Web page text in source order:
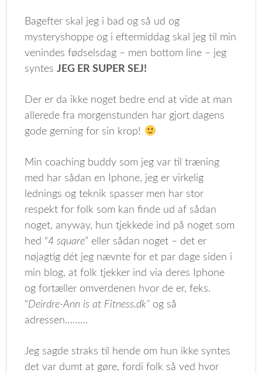
Bagefter skal jeg i bad og så ud og
mysteryshoppe og i eftermiddag skal jeg til min
venindes fødselsdag – men bottom line – jeg
syntesJEG ER SUPER SEJ!
Der er da ikke noget bedre end at vide at man
allerede fra morgenstunden har gjort dagens
gode gerning for sin krop!
Min coaching buddy som jeg var til træning
med har sådan en Iphone, jeg er virkelig
lednings og teknik spasser men har stor
respekt for folk som kan finde ud af sådan
noget, anyway, hun tjekkede ind på noget som
hed “4 square” eller sådan noget – det er
nøjagtig dét jeg nævnte for et par dage siden i
min blog, at folk tjekker ind via deres Iphone
og fortæller omverdenen hvor de er, feks.
“Deirdre-Ann is at Fitness.dk” og så
adressen………
Jeg sagde straks til hende om hun ikke syntes
det var dumt at gøre, fordi folk så ved hvor